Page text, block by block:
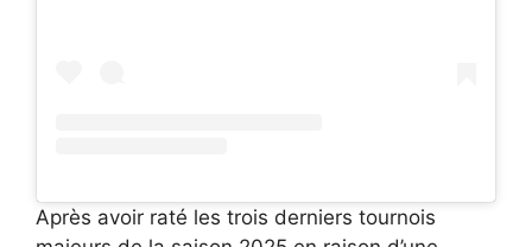
Après avoir raté les trois derniers tournois